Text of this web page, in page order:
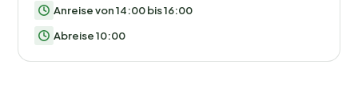
Anreise von 14:00 bis 16:00
Abreise 10:00